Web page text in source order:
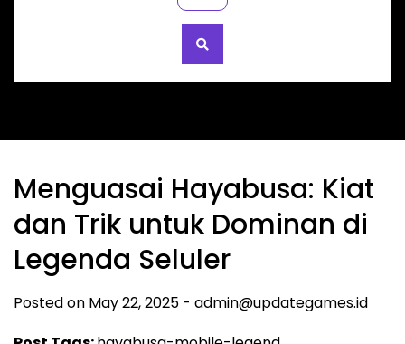
Menu
Menguasai Hayabusa: Kiat
dan Trik untuk Dominan di
Legenda Seluler
Posted on May 22, 2025 - admin@updategames.id